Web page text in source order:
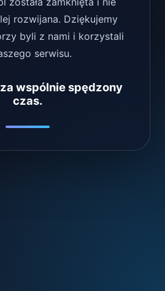
rozwijana. Dziękujemy
byli z nami i korzystali
serwisu.
wspólnie spędzony
czas.